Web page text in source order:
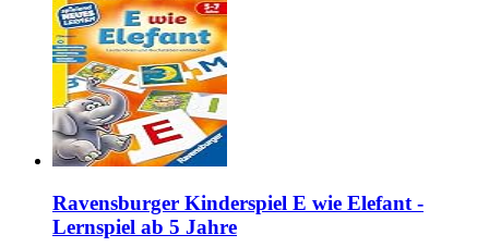
Ravensburger Kinderspiel E wie Elefant -
Lernspiel ab 5 Jahre